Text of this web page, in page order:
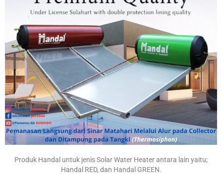
Produk Handal untuk jenis Solar Water Heater antara lain yaitu;
Handal RED, dan Handal GREEN.